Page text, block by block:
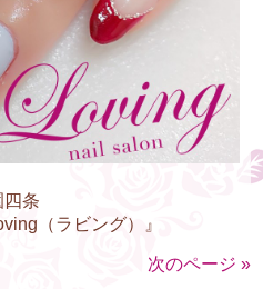
条
（ラビング）』
次のページ »